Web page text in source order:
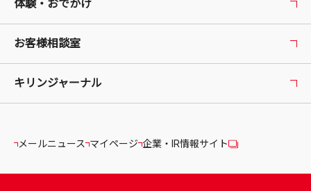
体験・おでかけ
お客様相談室
キリンジャーナル
メールニュース マイページ 企業・IR情報サイト